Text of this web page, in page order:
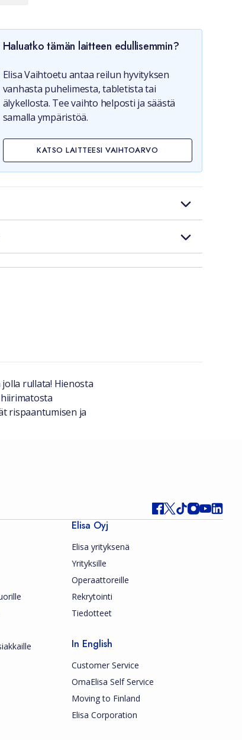
Haluatko tämän laitteen edullisemmin?
Elisa Vaihtoetu antaa reilun hyvityksen
vanhasta puhelimesta, tabletista tai
älykellosta. Tee vaihto helposti ja säästä
samalla ympäristöä.
KATSO LAITTEESI VAIHTOARVO
rullata! Hienosta
rispaantumisen ja
Elisa Oyj
Elisa yrityksenä
Yrityksille
Operaattoreille
Rekrytointi
Tiedotteet
In English
Customer Service
OmaElisa Self Service
Moving to Finland
Elisa Corporation